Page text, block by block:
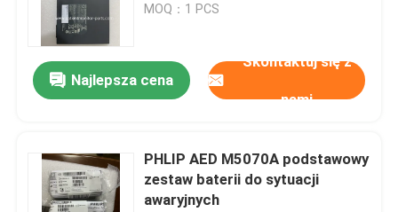
MOQ：1 PCS
Najlepsza cena
Skontaktuj się z
nami
PHLIP AED M5070A podstawowy
zestaw baterii do sytuacji
awaryjnych